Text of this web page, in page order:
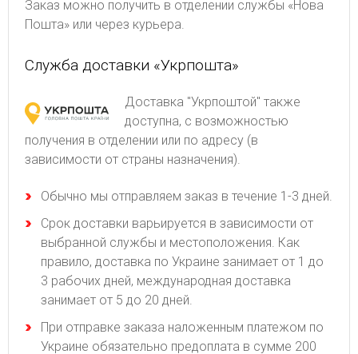
Заказ можно получить в отделении службы «Нова
Пошта» или через курьера.
Служба доставки «Укрпошта»
Доставка "Укрпоштой" также
доступна, с возможностью
получения в отделении или по адресу (в
зависимости от страны назначения).
Обычно мы отправляем заказ в течение 1-3 дней.
Срок доставки варьируется в зависимости от
выбранной службы и местоположения. Как
правило, доставка по Украине занимает от 1 до
3 рабочих дней, международная доставка
занимает от 5 до 20 дней.
При отправке заказа наложенным платежом по
Украине обязательно предоплата в сумме 200